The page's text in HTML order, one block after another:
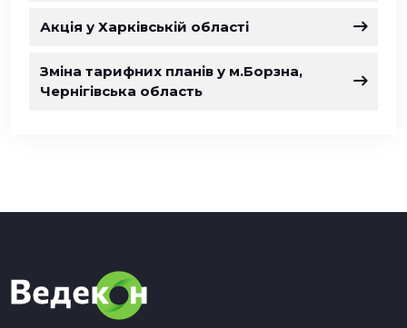
Акція у Харківській області
Зміна тарифних планів у м.Борзна,
Чернігівська область